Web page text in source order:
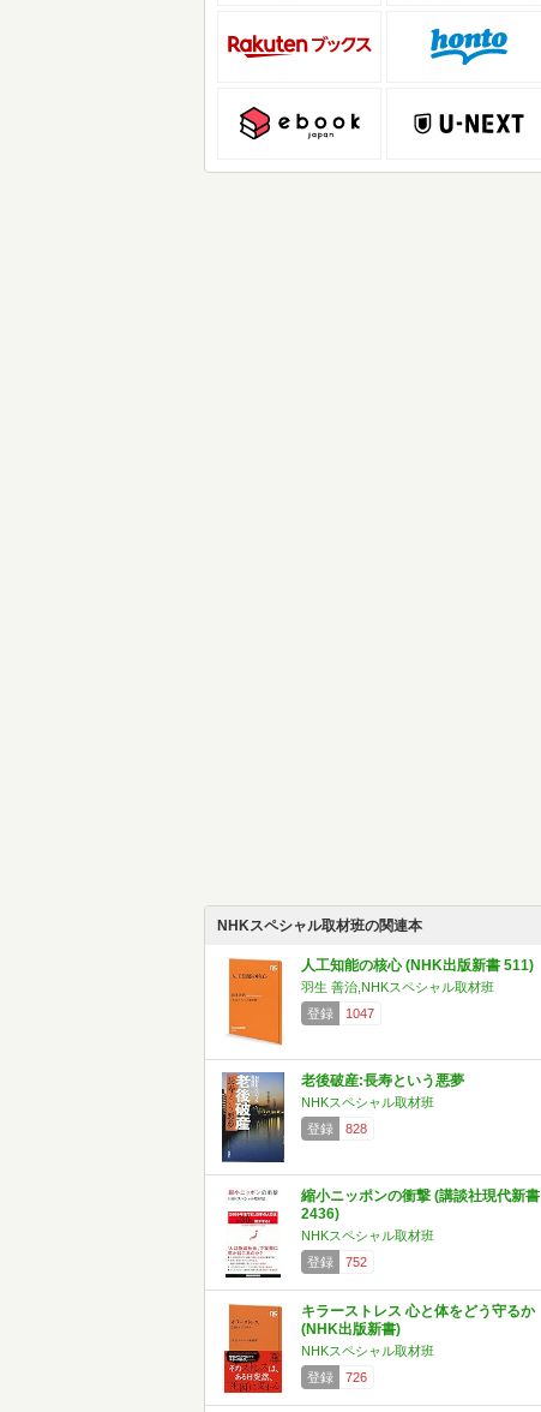
NHKスペシャル取材班の関連本
人工知能の核心 (NHK出版新書 511)
羽生 善治,NHKスペシャル取材班
登録
1047
老後破産:長寿という悪夢
NHKスペシャル取材班
登録
828
縮小ニッポンの衝撃 (講談社現代新書
2436)
NHKスペシャル取材班
登録
752
キラーストレス 心と体をどう守るか
(NHK出版新書)
NHKスペシャル取材班
登録
726